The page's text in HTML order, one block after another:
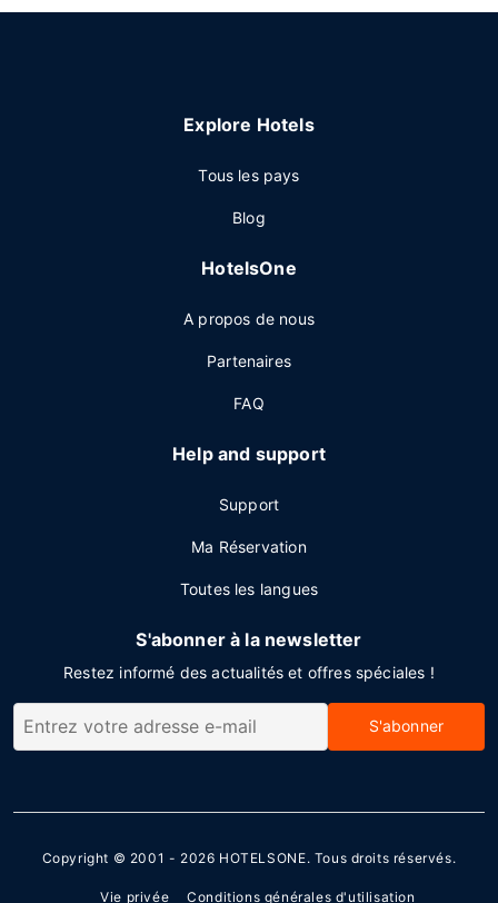
Explore Hotels
Tous les pays
Blog
HotelsOne
A propos de nous
Partenaires
FAQ
Help and support
Support
Ma Réservation
Toutes les langues
S'abonner à la newsletter
Restez informé des actualités et offres spéciales !
S'abonner
Copyright © 2001 - 2026 HOTELSONE. Tous droits réservés.
Vie privée Conditions générales d'utilisation